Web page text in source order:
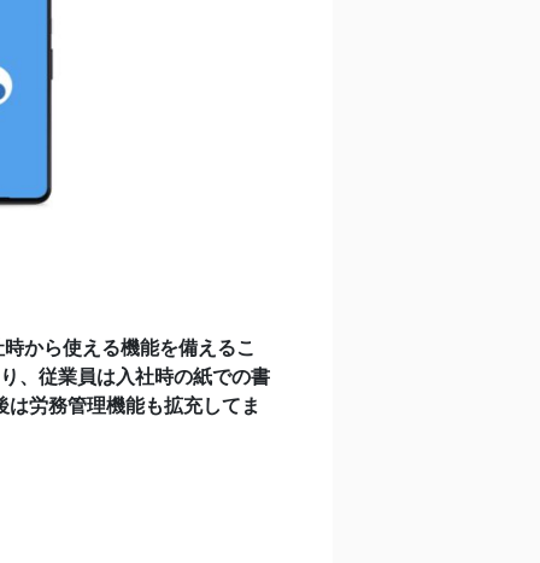
から使える機能を備えるこ
、従業員は入社時の紙での書
労務管理機能も拡充してま